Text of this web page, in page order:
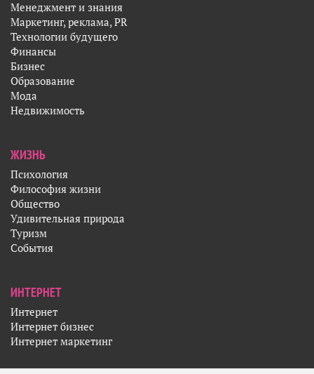
Менеджмент и знания
Маркетинг, реклама, PR
Технологии будущего
Финансы
Бизнес
Образование
Мода
Недвижимость
ЖИЗНЬ
Психология
Философия жизни
Общество
Удивительная природа
Туризм
События
ИНТЕРНЕТ
Интернет
Интернет бизнес
Интернет маркетинг